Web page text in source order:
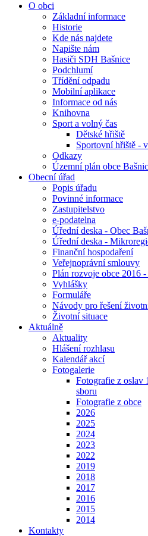
O obci
Základní informace
Historie
Kde nás najdete
Napište nám
Hasiči SDH Bašnice
Podchlumí
Třídění odpadu
Mobilní aplikace
Informace od nás
Knihovna
Sport a volný čas
Dětské hřiště
Sportovní hřiště -
Odkazy
Územní plán obce
Obecní úřad
Popis úřadu
Povinné informace
Zastupitelstvo
e-podatelna
Úřední deska - Obec
Úřední deska -
Finanční hospodaření
Veřejnoprávní smlouvy
Plán rozvoje obce 2016
Vyhlášky
Formuláře
Návody pro řešení
Životní situace
Aktuálně
Aktuality
Hlášení rozhlasu
Kalendář akcí
Fotogalerie
Fotografie z oslav
sboru
Fotografie z obce
2026
2025
2024
2023
2022
2019
2018
2017
2016
2015
2014
Kontakty